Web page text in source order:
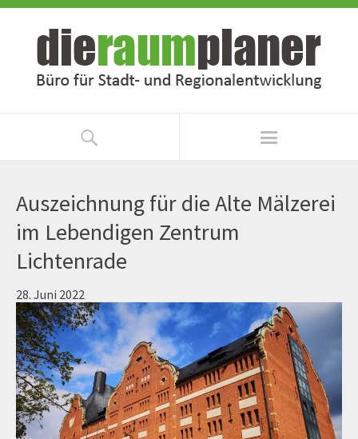
Zum
springen
Zur
springen
Auszeichnung für die Alte Mälzerei
im Lebendigen Zentrum
Lichtenrade
28. Juni 2022